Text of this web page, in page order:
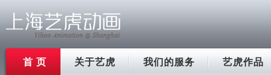
首 页 关于艺虎 我们的服务 艺虎作品